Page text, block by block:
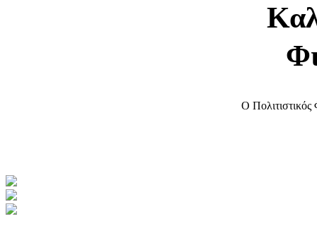
Ο Πολιτιστικός